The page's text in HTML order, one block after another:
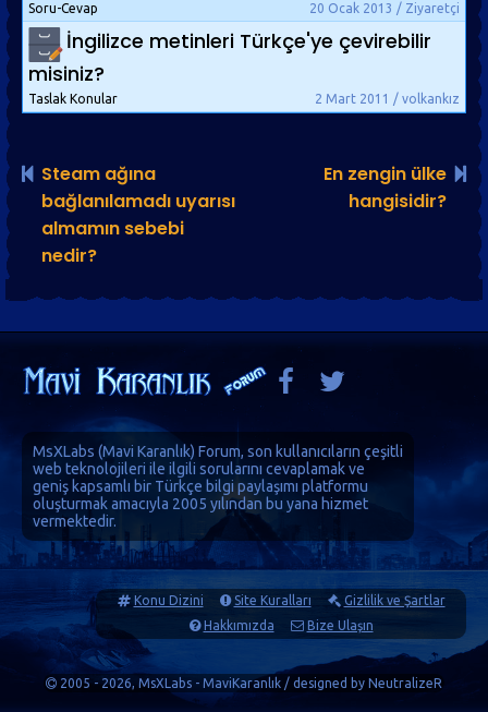
20 Ocak 2013 / Ziyaretçi
Soru-Cevap
İngilizce metinleri Türkçe'ye çevirebilir
misiniz?
2 Mart 2011 / volkankız
Taslak Konular
Steam ağına
bağlanılamadı uyarısı
almamın sebebi
nedir?
En zengin ülke
hangisidir?
MsXLabs (Mavi Karanlık) Forum, son kullanıcıların çeşitli
web teknolojileri ile ilgili sorularını cevaplamak ve
geniş kapsamlı bir Türkçe bilgi paylaşımı platformu
oluşturmak amacıyla 2005 yılından bu yana hizmet
vermektedir.
Konu Dizini Site Kuralları
Gizlilik ve Şartlar
Hakkımızda
Bize Ulaşın
2005 - 2026, MsXLabs - MaviKaranlık / designed by NeutralizeR